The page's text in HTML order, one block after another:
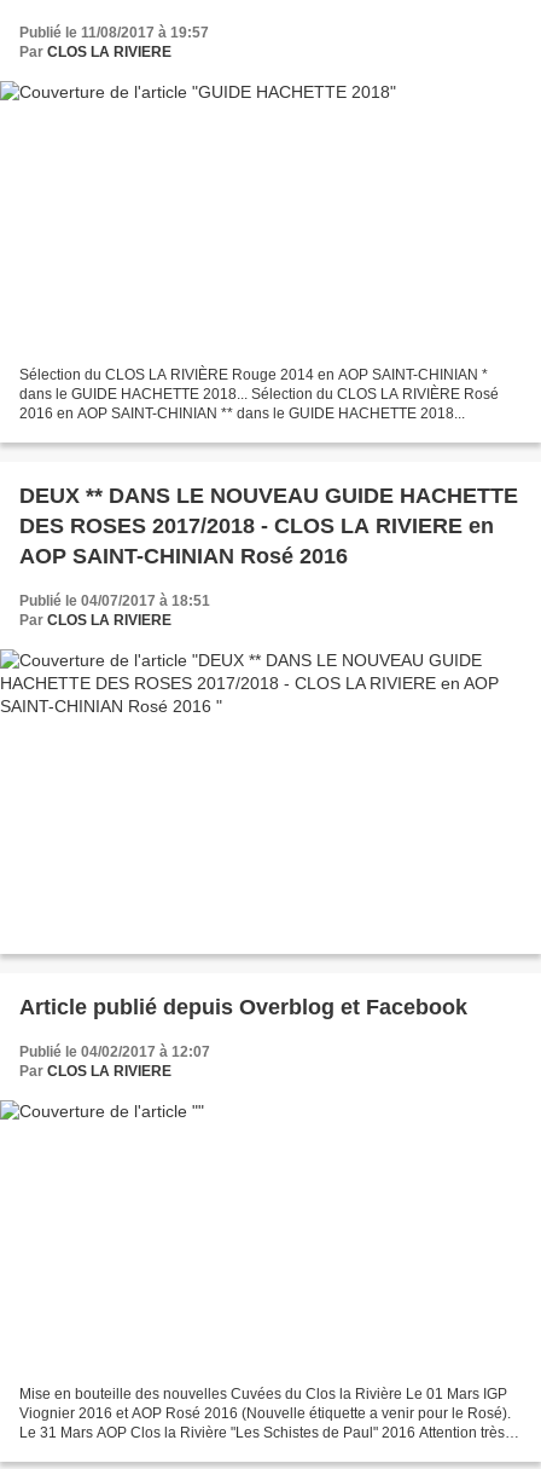
Publié le 11/08/2017 à 19:57
Par CLOS LA RIVIERE
Sélection du CLOS LA RIVIÈRE Rouge 2014 en AOP SAINT-CHINIAN *
dans le GUIDE HACHETTE 2018... Sélection du CLOS LA RIVIÈRE Rosé
2016 en AOP SAINT-CHINIAN ** dans le GUIDE HACHETTE 2018...
DEUX ** DANS LE NOUVEAU GUIDE HACHETTE
DES ROSES 2017/2018 - CLOS LA RIVIERE en
AOP SAINT-CHINIAN Rosé 2016
Publié le 04/07/2017 à 18:51
Par CLOS LA RIVIERE
Article publié depuis Overblog et Facebook
Publié le 04/02/2017 à 12:07
Par CLOS LA RIVIERE
Mise en bouteille des nouvelles Cuvées du Clos la Rivière Le 01 Mars IGP
Viognier 2016 et AOP Rosé 2016 (Nouvelle étiquette a venir pour le Rosé).
Le 31 Mars AOP Clos la Rivière "Les Schistes de Paul" 2016 Attention très